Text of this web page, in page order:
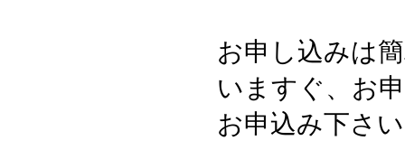
お申し込みは
いますぐ、お
お申込み下さ